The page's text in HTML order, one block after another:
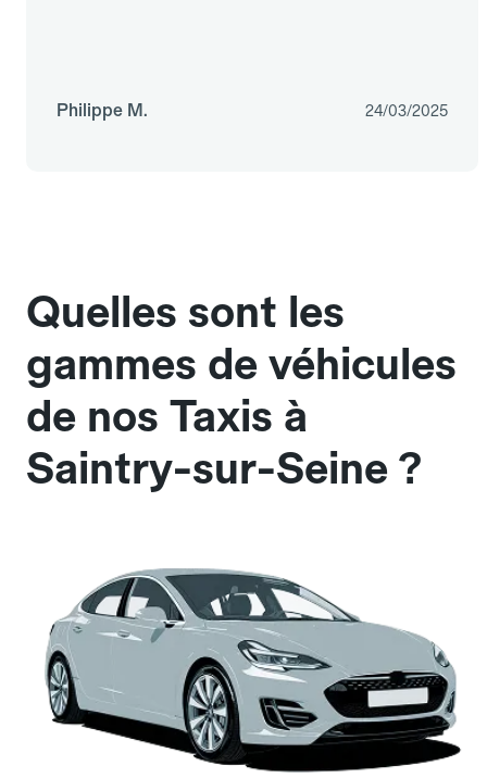
Philippe M. 24/03/2025
Quelles sont les
gammes de véhicules
de nos Taxis à
Saintry-sur-Seine ?